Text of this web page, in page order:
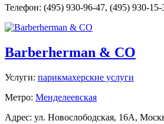
Телефон: (495) 930-96-47, (495) 930-
Barberherman & CO
Услуги: парикмахерские услуги
Метро: Менделеевская
Адрес: ул. Новослободская, 16А,